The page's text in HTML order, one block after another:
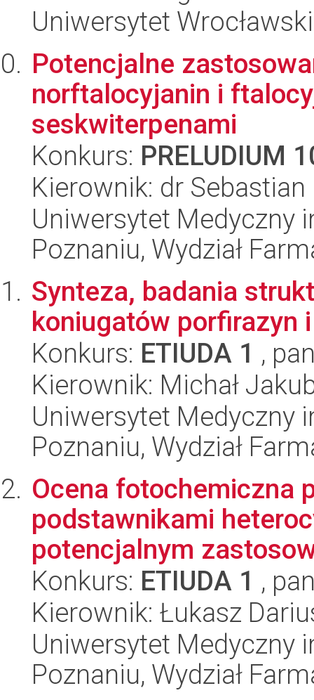
Uniwersytet
Potencjalne
norftalocyjanin i
seskwiterpenami
Konkurs: PRELUDIUM
Kierownik: dr
Uniwersytet Medyczny
Poznaniu, Wydział
Synteza, badania
koniugatów porfirazyn
Konkurs: ETIUDA 1 ,
Kierownik: Michał
Uniwersytet Medyczny
Poznaniu, Wydział
Ocena fotochemiczna
podstawnikami
potencjalnym
Konkurs: ETIUDA 1 ,
Kierownik: Łukasz
Uniwersytet Medyczny
Poznaniu, Wydział